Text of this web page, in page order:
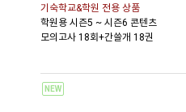
기숙학교&학원 전용 상품
학원용 시즌5 ~ 시즌6 콘텐츠
모의고사 18회+간쓸개 18권
NEW